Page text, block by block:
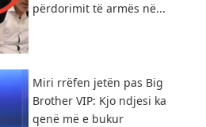
përdorimit të armës në...
Miri rrëfen jetën pas Big
Brother VIP: Kjo ndjesi ka
qenë më e bukur